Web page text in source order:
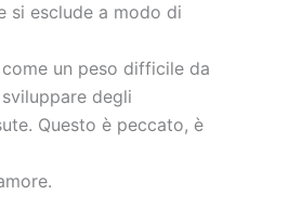
si esclude a modo di
un peso difficile da
degli
Questo è peccato, è